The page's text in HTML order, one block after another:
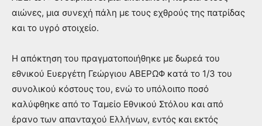
αιώνες, μια συνεχή πάλη με τους εχθρούς της πατρίδας
και το υγρό στοιχείο.
Η απόκτηση του πραγματοποιήθηκε με δωρεά του
εθνικού Ευεργέτη Γεώργιου ΑΒΕΡΩΦ κατά το 1/3 του
συνολικού κόστους του, ενώ το υπόλοιπο ποσό
καλύφθηκε από το Ταμείο Εθνικού Στόλου και από
έρανο των απανταχού Ελλήνων, εντός και εκτός